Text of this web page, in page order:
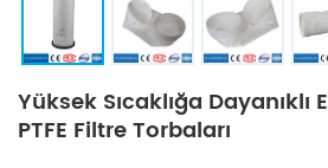
Yüksek Sıcaklığa Dayanıklı
PTFE Filtre Torbaları